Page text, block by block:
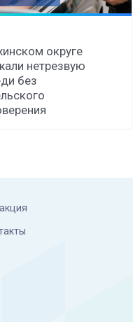
округе
нетрезвую
без